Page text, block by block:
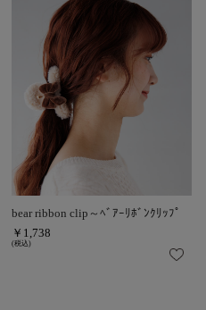
bear ribbon clip～ﾍﾞｱｰﾘﾎﾞﾝｸﾘｯﾌﾟ
￥1,738
(税込)